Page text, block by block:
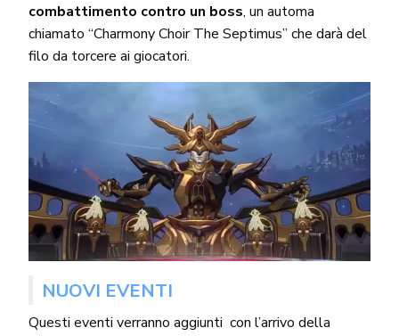
combattimento contro un boss, un automa
chiamato “Charmony Choir The Septimus” che darà del
filo da torcere ai giocatori.
NUOVI EVENTI
Questi eventi verranno aggiunti con l’arrivo della